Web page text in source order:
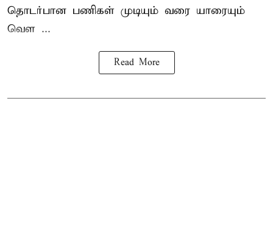
தொடர்பான பணிகள் முடியும் வரை யாரையும்
வெள ...
Read More